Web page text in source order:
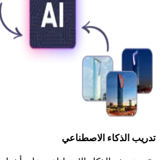
تدريب الذكاء الاصطناعي